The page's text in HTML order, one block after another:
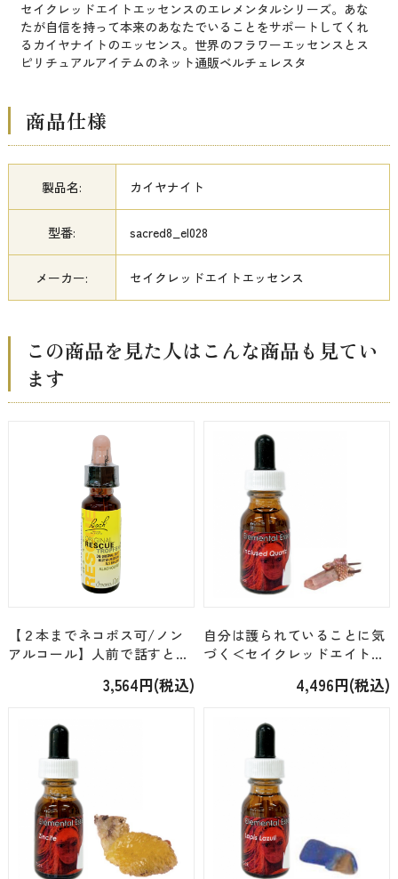
セイクレッドエイトエッセンスのエレメンタルシリーズ。あな
たが自信を持って本来のあなたでいることをサポートしてくれ
るカイヤナイトのエッセンス。世界のフラワーエッセンスとス
ピリチュアルアイテムのネット通販ベルチェレスタ
商品仕様
製品名: カイヤナイト
型番: sacred8_el028
メーカー: セイクレッドエイトエッセンス
この商品を見た人はこんな商品も見てい
ます
【２本までネコポス可/ノン
アルコール】人前で話すとき
ラワーレメディ（ネルソン
ィ」[10ml]
3,564円(税込)
自分は護られていることに気
づく＜セイクレッドエイト・
ズドクオーツ（18）」 [15ml]
4,496円(税込)